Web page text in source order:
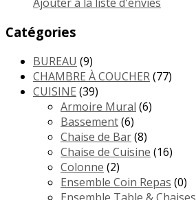
Catégories
BUREAU (9)
CHAMBRE À COUCHER(77)
CUISINE (39)
Armoire Mural (6)
Bassement(6)
Chaise de Bar(8)
Chaise de Cuisine (16)
Colonne (2)
Ensemble Coin Repas (0)